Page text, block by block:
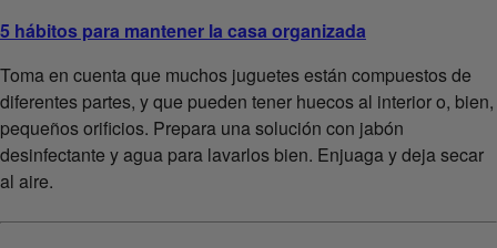
5 hábitos para mantener la casa organizada
Toma en cuenta que muchos juguetes están compuestos de
diferentes partes, y que pueden tener huecos al interior o, bien,
pequeños orificios. Prepara una solución con jabón
desinfectante y agua para lavarlos bien. Enjuaga y deja secar
al aire.